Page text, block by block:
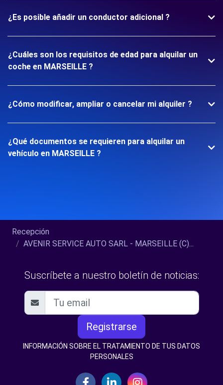
¿Es posible añadir un conductor adicional ?
¿Cuáles son los requisitos de edad para alquilar un
coche en MARSEILLE ?
¿Cómo modificar, ampliar o cancelar mi alquiler ?
¿Qué documentos se requieren para alquilar un
vehículo en MARSEILLE ?
Recepción
AVENIR SERVICE AUTO SARL - MARSEILLE (C)...
Suscríbete a nuestro boletín de noticias:
Registrarse
INFORMACIÓN SOBRE EL TRATAMIENTO DE TUS DATOS
PERSONALES